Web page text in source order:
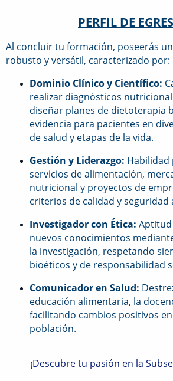
PERFIL DE
Al concluir tu formación, poseerás
robusto y versátil, caracterizado por:
Dominio Clínico y Científico:
realizar diagnósticos
diseñar planes de dietoterapia
evidencia para pacientes en
de salud y etapas de la vida.
Gestión y Liderazgo:
servicios de alimentación,
nutricional y proyectos de
criterios de calidad y seguridad
Investigador con Ética:
nuevos conocimientos
la investigación, respetando
bioéticos y de responsabilidad
Comunicador en Salud:
educación alimentaria, la
facilitando cambios positivos
población.
¡Descubre tu pasión en la